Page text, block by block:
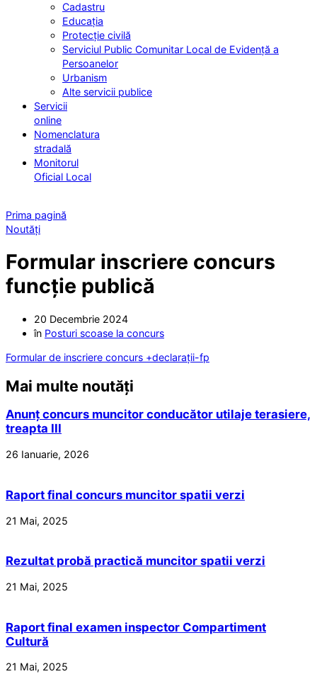
Cadastru
Educația
Protecție civilă
Serviciul Public Comunitar Local de Evidență a
Persoanelor
Urbanism
Alte servicii publice
Servicii
online
Nomenclatura
stradală
Monitorul
Oficial Local
Prima pagină
Noutăți
Formular inscriere concurs
funcție publică
20 Decembrie 2024
în Posturi scoase la concurs
Formular de inscriere concurs +declarații-fp
Mai multe noutăți
Anunț concurs muncitor conducător utilaje terasiere,
treapta III
26 Ianuarie, 2026
Raport final concurs muncitor spatii verzi
21 Mai, 2025
Rezultat probă practică muncitor spatii verzi
21 Mai, 2025
Raport final examen inspector Compartiment
Cultură
21 Mai, 2025